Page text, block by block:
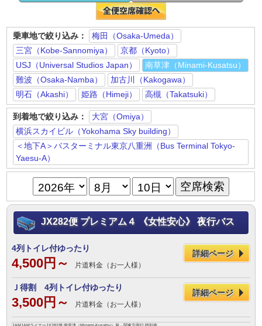
乗車地で絞り込み：
梅田（Osaka-Umeda）
三宮（Kobe-Sannomiya）
京都（Kyoto）
USJ（Universal Studios Japan）
南草津（Minami-Kusatsu）
難波（Osaka-Namba）
加古川（Kakogawa）
明石（Akashi）
姫路（Himeji） 高槻（Takatsuki）
到着地で絞り込み：
大宮（Omiya）
横浜スカイビル（Yokohama Sky building）
＜地下A＞バスターミナル東京八重洲（Bus Terminal Tokyo-
Yaesu-A）
JX282便 プレミアム４ 《女性安心》 夜行バス
4列トイレ付ゆったり
4,500円～ 片道料金（お一人様）
詳細ページ
Ｊ得割 4列トイレ付ゆったり
3,500円～ 片道料金（お一人様）
詳細ページ